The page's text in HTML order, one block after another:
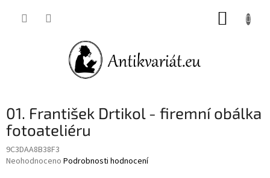
01. František Drtikol - firemní obálka
fotoateliéru
9C3DAA8B38F3
Průměrné
Neohodnoceno Podrobnosti hodnocení